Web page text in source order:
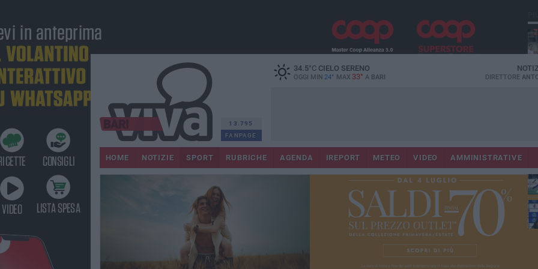
13.795
FANPAGE
34.5°CCIELO SERENO
OGGI MIN 24° MAX 33° A BARI DIRETTORE
HOME NOTIZIE SPORT RUBRICHE AGENDA IREPORT METEO VIDEO AMMINISTRATIVE